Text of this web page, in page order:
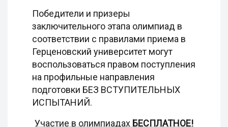
Победители и призеры
заключительного этапа олимпиад в
соответствии с правилами приема в
Герценовский университет могут
воспользоваться правом поступления
на профильные направления
подготовки БЕЗ ВСТУПИТЕЛЬНЫХ
ИСПЫТАНИЙ.
Участие в олимпиадах БЕСПЛАТНОЕ!